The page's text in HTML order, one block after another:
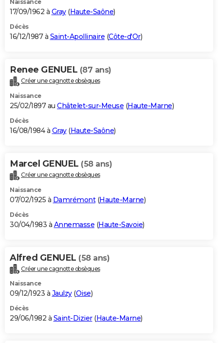
Naissance
17/09/1962 à Gray(Haute-Saône)
Décès
16/12/1987 à Saint-Apollinaire (Côte-d'Or)
Renee GENUEL (87 ans)
Créer une cagnotte obsèques
Naissance
25/02/1897 au Châtelet-sur-Meuse (Haute-Marne)
Décès
16/08/1984 à Gray(Haute-Saône)
Marcel GENUEL (58 ans)
Créer une cagnotte obsèques
Naissance
07/02/1925 à Damrémont(Haute-Marne)
Décès
30/04/1983 à Annemasse (Haute-Savoie)
Alfred GENUEL (58 ans)
Créer une cagnotte obsèques
Naissance
09/12/1923 à Jaulzy(Oise)
Décès
29/06/1982 à Saint-Dizier(Haute-Marne)